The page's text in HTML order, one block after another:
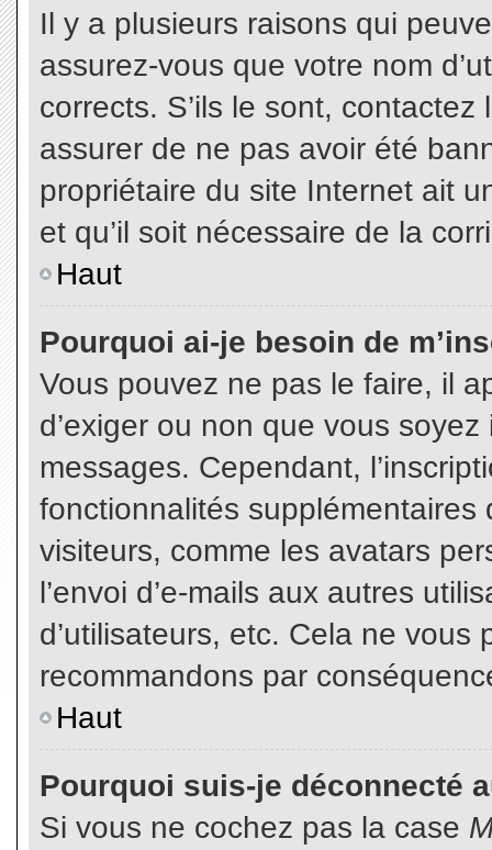
Il y a plusieurs raisons qui
assurez-vous que votre nom
corrects. S’ils le sont,
assurer de ne pas avoir été
propriétaire du site Internet ait
et qu’il soit nécessaire de la
Haut
Pourquoi ai-je besoin de
Vous pouvez ne pas le faire, il
d’exiger ou non que vous
messages. Cependant,
fonctionnalités
visiteurs, comme les avatars
l’envoi d’e-mails aux autres
d’utilisateurs, etc. Cela ne vous
recommandons par
Haut
Pourquoi suis-je déconnecté
Si vous ne cochez pas la case